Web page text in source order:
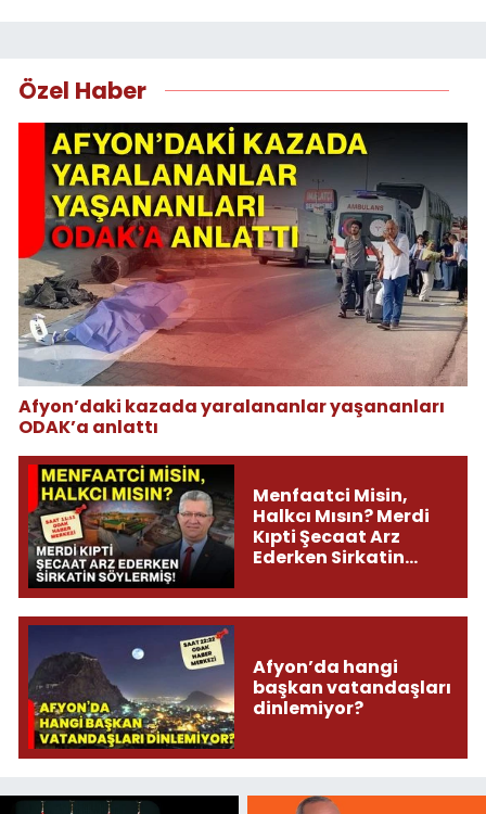
Özel Haber
Afyon’daki kazada yaralananlar yaşananları
ODAK’a anlattı
Menfaatci Misin,
Halkcı Mısın? Merdi
Kıpti Şecaat Arz
Ederken Sirkatin
Afyon’da hangi
başkan vatandaşları
dinlemiyor?